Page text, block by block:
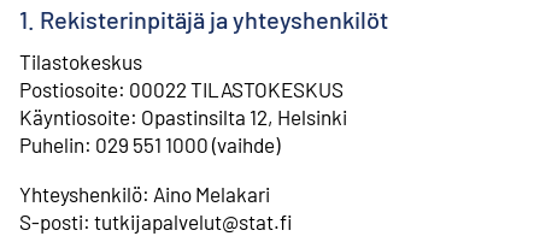
1. Rekisterinpitäjä ja yhteyshenkilöt
Tilastokeskus
⁠⁠Postiosoite: 00022 TILASTOKESKUS
⁠⁠Käyntiosoite: Opastinsilta 12, Helsinki
⁠⁠Puhelin: 029 551 1000 (vaihde)
Yhteyshenkilö: Aino Melakari
⁠⁠S-posti: tutkijapalvelut@stat.fi